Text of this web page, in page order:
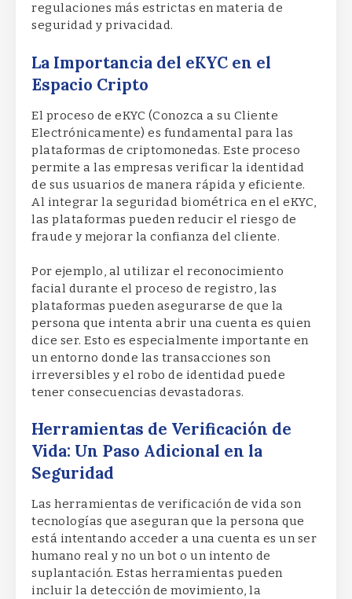
regulaciones más estrictas en materia de
seguridad y privacidad.
La Importancia del eKYC en el
Espacio Cripto
El proceso de eKYC (Conozca a su Cliente
Electrónicamente) es fundamental para las
plataformas de criptomonedas. Este proceso
permite a las empresas verificar la identidad
de sus usuarios de manera rápida y eficiente.
Al integrar la seguridad biométrica en el eKYC,
las plataformas pueden reducir el riesgo de
fraude y mejorar la confianza del cliente.
Por ejemplo, al utilizar el reconocimiento
facial durante el proceso de registro, las
plataformas pueden asegurarse de que la
persona que intenta abrir una cuenta es quien
dice ser. Esto es especialmente importante en
un entorno donde las transacciones son
irreversibles y el robo de identidad puede
tener consecuencias devastadoras.
Herramientas de Verificación de
Vida: Un Paso Adicional en la
Seguridad
Las herramientas de verificación de vida son
tecnologías que aseguran que la persona que
está intentando acceder a una cuenta es un ser
humano real y no un bot o un intento de
suplantación. Estas herramientas pueden
incluir la detección de movimiento, la